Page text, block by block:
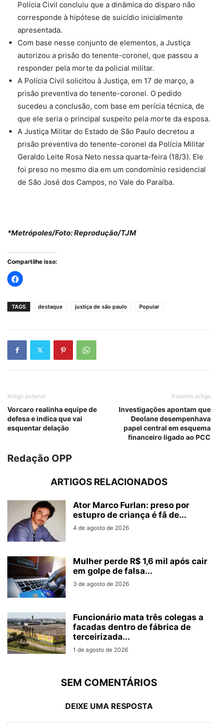
Polícia Civil concluiu que a dinâmica do disparo não
corresponde à hipótese de suicídio inicialmente
apresentada.
Com base nesse conjunto de elementos, a Justiça
autorizou a prisão do tenente-coronel, que passou a
responder pela morte da policial militar.
A Polícia Civil solicitou à Justiça, em 17 de março, a
prisão preventiva do tenente-coronel. O pedido
sucedeu a conclusão, com base em perícia técnica, de
que ele seria o principal suspeito pela morte da esposa.
A Justiça Militar do Estado de São Paulo decretou a
prisão preventiva do tenente-coronel da Polícia Militar
Geraldo Leite Rosa Neto nessa quarta-feira (18/3). Ele
foi preso no mesmo dia em um condomínio residencial
de São José dos Campos, no Vale do Paraíba.
*Metrópoles/Foto: Reprodução/TJM
Compartilhe isso:
TAGS destaque justiça de são paulo Popular
Artigo anterior
Vorcaro realinha equipe de
defesa e indica que vai
esquentar delação
Próximo artigo
Investigações apontam que
Deolane desempenhava
papel central em esquema
financeiro ligado ao PCC
Redação OPP
ARTIGOS RELACIONADOS
Ator Marco Furlan: preso por
estupro de criança é fã de...
4 de agosto de 2026
Mulher perde R$ 1,6 mil após cair
em golpe de falsa...
3 de agosto de 2026
Funcionário mata três colegas a
facadas dentro de fábrica de
terceirizada...
1 de agosto de 2026
SEM COMENTÁRIOS
DEIXE UMA RESPOSTA